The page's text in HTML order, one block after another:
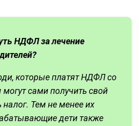
НДФЛ за лечение
?
которые платят НДФЛ со
сами получить свой
налог. Тем не менее их
дети также